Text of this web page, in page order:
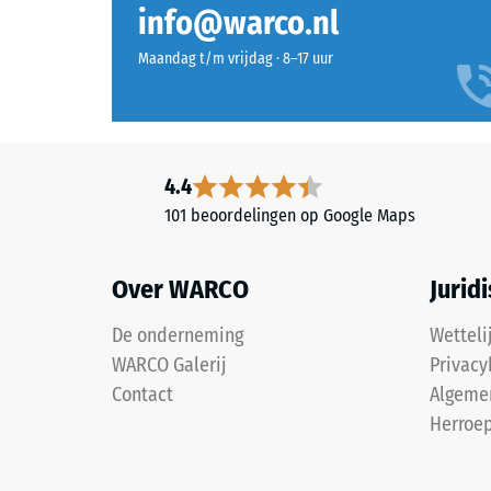
afzonderlijk worden vervangen zonder het gehele
combineert
zand-,
beige-
een
natuurlijke
steenuitstraling.
Antislip
-
1
=
ca.
info@warco.nl
Maandag t/m vrijdag · 8–17 uur
4.4
101 beoordelingen op Google Maps
Over WARCO
De onderneming
WARCO Galerij
Contact